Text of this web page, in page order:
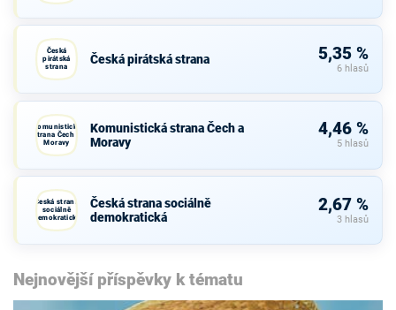
Česká
pirátská
strana
Česká pirátská strana 5,35 %
6 hlasů
Komunistická
strana Čech a
Moravy
Komunistická strana Čech a
Moravy
4,46 %
5 hlasů
Česká strana
sociálně
demokratická
Česká strana sociálně
demokratická
2,67 %
3 hlasů
Nejnovější příspěvky k tématu